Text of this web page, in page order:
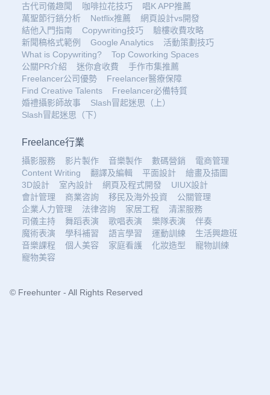
古代司儀趣聞
咖啡拉花技巧
唱K APP推薦
萬聖節行銷分析
Netflix推薦
網頁設計vs開發
結他入門指南
Copywriting技巧
驗樓收費攻略
新聞稿格式範例
Google Analytics
活動策劃技巧
What is Copywriting?
Top Coworking Spaces
公關PR介紹
迷你倉收費
手作市集推薦
Freelancer公司優勢
Freelancer醫療保障
Find Creative Talents
Freelancer必備特質
婚禮攝影師故事
Slash冒起迷思（上）
Slash冒起迷思（下）
Freelance行業
攝影服務 影片製作 音樂製作 數碼營銷
電商管理
Content Writing
翻譯及編輯 平面設計
繪畫及插圖
3D設計
室內設計 網頁及程式開發
UIUX設計
會計管理
商業咨詢 移民及海外投資
公關管理
企業人力管理
法律咨詢 家居工程
清潔服務
司儀主持
舞蹈表演 歌唱表演 樂隊表演
伴奏
魔術表演
學科補習 語言學習 運動訓練
生活興趣班
音樂課程
個人美容 家庭看護 化妝造型
寵物訓練
寵物美容
© Freehunter - All Rights Reserved